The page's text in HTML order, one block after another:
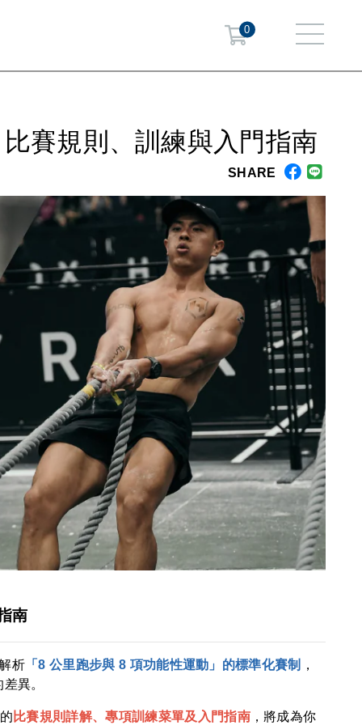
0
賽規則、訓練與入門指南
SHARE
南
析 「8 公里跑步與 8 項功能性運動」的標準化賽制
，
異。
比賽規則詳解、專項訓練菜單及入門指南，將成為你